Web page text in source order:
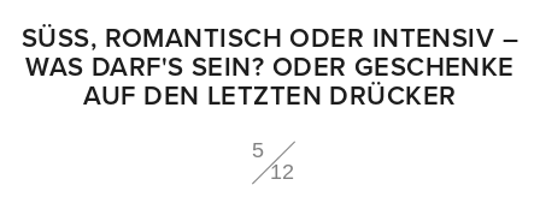
SÜSS, ROMANTISCH ODER INTENSIV –
WAS DARF'S SEIN? ODER GESCHENKE
AUF DEN LETZTEN DRÜCKER
5
12